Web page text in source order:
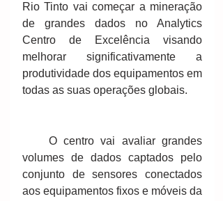
Rio Tinto vai começar a mineração
de grandes dados no Analytics
Centro de Excelência visando
melhorar significativamente a
produtividade dos equipamentos em
todas as suas operações globais.
volumes de dados captados pelo
conjunto de sensores conectados
aos equipamentos fixos e móveis da